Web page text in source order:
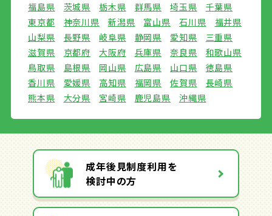
福島県
茨城県 栃木県 群馬県 埼玉県
千葉県
東京都
神奈川県 新潟県 富山県 石川県
福井県
山梨県
長野県 岐阜県 静岡県 愛知県
三重県
滋賀県
京都府 大阪府 兵庫県 奈良県
和歌山県
鳥取県
島根県 岡山県 広島県 山口県
徳島県
香川県
愛媛県 高知県 福岡県 佐賀県
長崎県
熊本県
大分県 宮崎県 鹿児島県 沖縄県
成年後見制度利用を
検討中の方